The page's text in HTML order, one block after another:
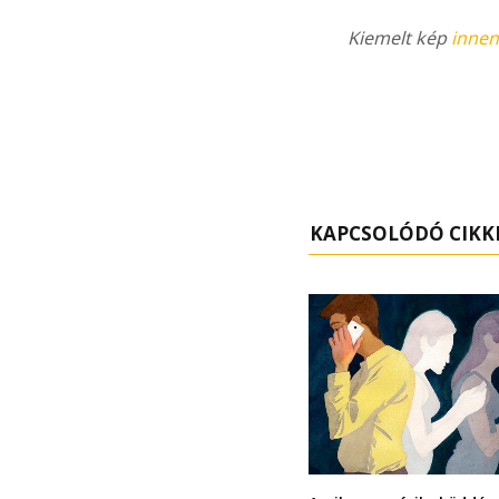
Kiemelt képinnen
KAPCSOLÓDÓ